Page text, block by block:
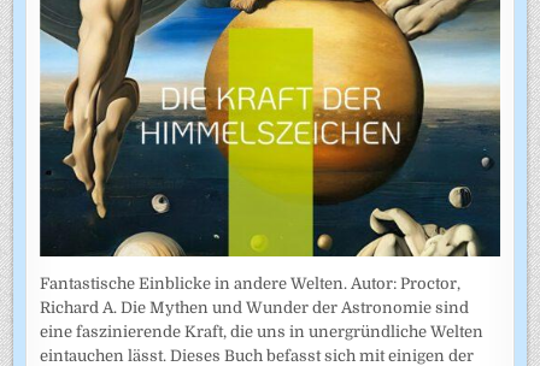
Fantastische Einblicke in andere Welten. Autor: Proctor,
Richard A. Die Mythen und Wunder der Astronomie sind
eine faszinierende Kraft, die uns in unergründliche Welten
eintauchen lässt. Dieses Buch befasst sich mit einigen der